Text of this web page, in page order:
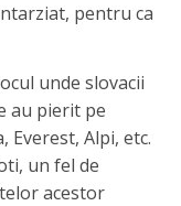
pentru ca
unde slovacii
au pierit pe
Everest, Alpi, etc.
un fel de
acestor